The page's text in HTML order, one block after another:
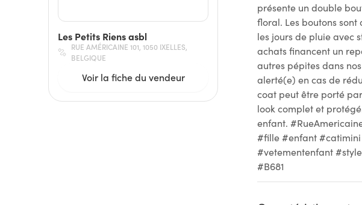
Les Petits Riens asbl
RUE AMÉRICAINE 101, 1050 IXELLES,
BELGIQUE
Voir la fiche du vendeur
présente un double
floral. Les boutons
les jours de pluie avec
achats financent un
autres pépites dans
alerté(e) en cas de
coat peut être porté
look complet et
enfant.
#fille #enfant
#vetementenfant
#B681